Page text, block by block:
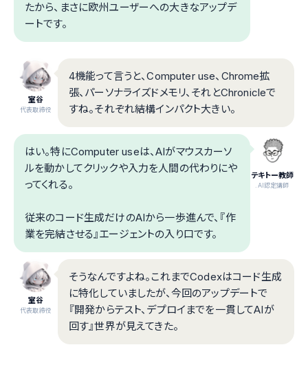
たから、まさに欧州ユーザーへの大きなアップデ
ートです。
室谷
代表取締役
4機能って言うと、Computer use、Chrome拡
張、パーソナライズドメモリ、それとChronicleで
すね。それぞれ結構インパクト大きい。
テキトー教師
.AI認定講師
はい。特にComputer useは、AIがマウスカーソ
ルを動かしてクリックや入力を人間の代わりにや
ってくれる。
従来のコード生成だけのAIから一歩進んで、『作
業を完結させる』エージェントの入り口です。
室谷
代表取締役
そうなんですよね。これまでCodexはコード生成
に特化していましたが、今回のアップデートで
『開発からテスト、デプロイまでを一貫してAIが
回す』世界が見えてきた。